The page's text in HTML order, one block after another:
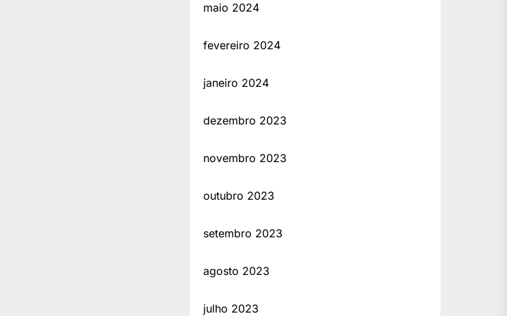
maio 2024
fevereiro 2024
janeiro 2024
dezembro 2023
novembro 2023
outubro 2023
setembro 2023
agosto 2023
julho 2023